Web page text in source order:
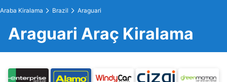
Araba Kiralama Brazil Araguari
Araguari Araç Kiralama